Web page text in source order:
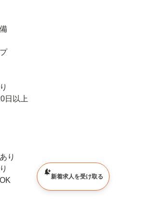
日以上
り
新着求人を受け取る